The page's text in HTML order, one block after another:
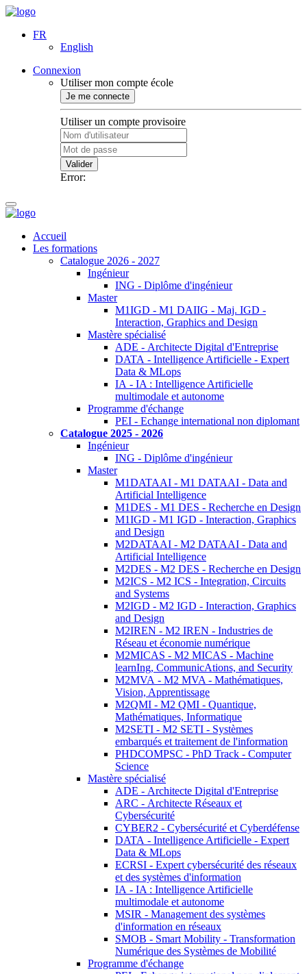
FR
English
Connexion
Utiliser mon compte école
Je me connecte
Utiliser un compte provisoire
Valider
Error:
Accueil
Les formations
Catalogue 2026 - 2027
Ingénieur
ING - Diplôme d'ingénieur
Master
M1IGD - M1 DAIIG - Maj. IGD -
Interaction, Graphics and Design
Mastère spécialisé
ADE - Architecte Digital d'Entreprise
DATA - Intelligence Artificielle - Expert
Data & MLops
IA - IA : Intelligence Artificielle
multimodale et autonome
Programme d'échange
PEI - Echange international non diplomant
Catalogue 2025 - 2026
Ingénieur
ING - Diplôme d'ingénieur
Master
M1DATAAI - M1 DATAAI - Data and
Artificial Intelligence
M1DES - M1 DES - Recherche en Design
M1IGD - M1 IGD - Interaction, Graphics
and Design
M2DATAAI - M2 DATAAI - Data and
Artificial Intelligence
M2DES - M2 DES - Recherche en Design
M2ICS - M2 ICS - Integration, Circuits
and Systems
M2IGD - M2 IGD - Interaction, Graphics
and Design
M2IREN - M2 IREN - Industries de
Réseau et économie numérique
M2MICAS - M2 MICAS - Machine
learnIng, CommunicAtions, and Security
M2MVA - M2 MVA - Mathématiques,
Vision, Apprentissage
M2QMI - M2 QMI - Quantique,
Mathématiques, Informatique
M2SETI - M2 SETI - Systèmes
embarqués et traitement de l'information
PHDCOMPSC - PhD Track - Computer
Science
Mastère spécialisé
ADE - Architecte Digital d'Entreprise
ARC - Architecte Réseaux et
Cybersécurité
CYBER2 - Cybersécurité et Cyberdéfense
DATA - Intelligence Artificielle - Expert
Data & MLops
ECRSI - Expert cybersécurité des réseaux
et des systèmes d'information
IA - IA : Intelligence Artificielle
multimodale et autonome
MSIR - Management des systèmes
d'information en réseaux
SMOB - Smart Mobility - Transformation
Numérique des Systèmes de Mobilité
Programme d'échange